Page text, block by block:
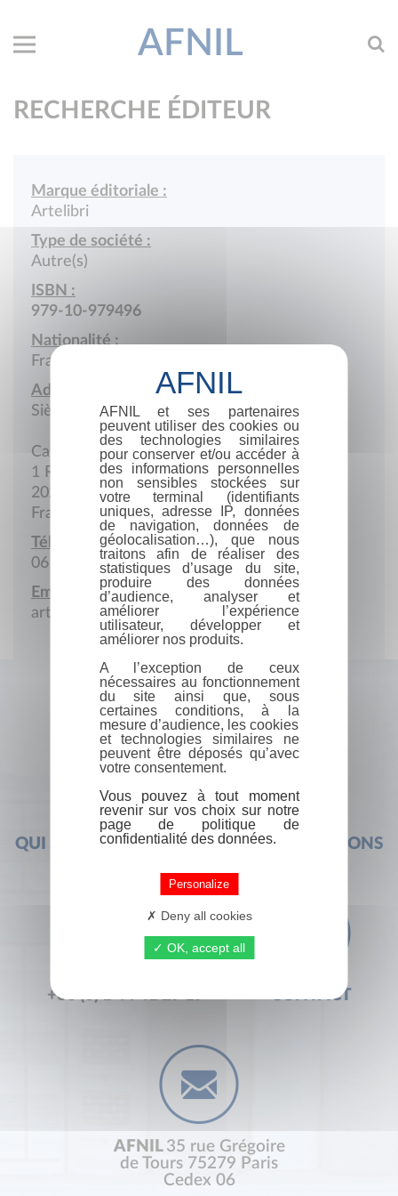
AFNIL
RECHERCHE ÉDITEUR
Marque éditoriale :
Artelibri
Type de société :
Autre(s)
ISBN :
979-10-979496
Nationalité :
France
Adresse :
Siège social
Casa Salvini
1 Rue Louis-Philippe
20220 L'Ile-Rousse
France
Téléphone portable :
06 73 21 70 67
Email :
artelibri.lisula@gmail.com
QUI SOMMES-NOUS ? FOIRE AUX QUESTIONS
+33 (0) 1 44 41 29 19 CONTACT
AFNIL 35 rue Grégoire
de Tours 75279 Paris
Cedex 06
AFNIL et ses partenaires
peuvent utiliser des cookies ou
des technologies similaires
pour conserver et/ou accéder à
des informations personnelles
non sensibles stockées sur
votre terminal (identifiants
uniques, adresse IP, données
de navigation, données de
géolocalisation…), que nous
traitons afin de réaliser des
statistiques d’usage du site,
produire des données
d’audience, analyser et
améliorer l’expérience
utilisateur, développer et
améliorer nos produits.
A l’exception de ceux
nécessaires au fonctionnement
du site ainsi que, sous
certaines conditions, à la
mesure d’audience, les cookies
et technologies similaires ne
peuvent être déposés qu’avec
votre consentement.
Vous pouvez à tout moment
revenir sur vos choix sur notre
page de politique de
confidentialité des données.
Personalize
Deny all cookies
OK, accept all